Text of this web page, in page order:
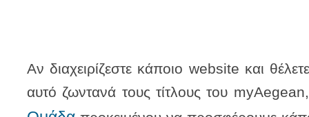
Αν διαχειρίζεστε κάποιο website και
αυτό ζωντανά τους τίτλους του